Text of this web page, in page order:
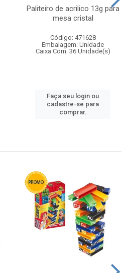
Paliteiro de acrilico 13g para
mesa cristal
Código: 471628
Embalagem: Unidade
Caixa Com: 36 Unidade(s)
Faça seu login ou
cadastre-se para
comprar.